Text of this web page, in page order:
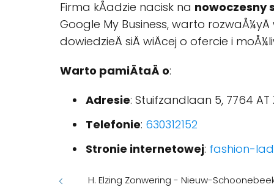
Firma kÅadzie nacisk na nowoczesny
Google My Business, warto
dowiedzieÄ siÄ wiÄcej o ofercie i
Warto pamiÄtaÄ o:
Adresie: Stuifzandlaan 5, 7764
Telefonie: 630312152
Stronie internetowej: fashion-
H. Elzing Zonwering - Nieuw-